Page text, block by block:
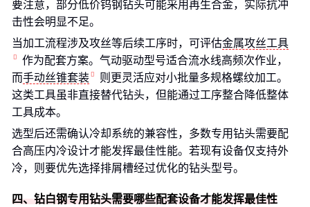
要注意，部分低价钨钢钻头可能采用再生合金，实际抗冲
击性会明显不足。
当加工流程涉及攻丝等后续工序时，可评估金属攻丝工具
作为配套方案。气动驱动型号适合流水线高频次作业，
而手动丝锥套装
则更灵活应对小批量多规格螺纹加工。
这类工具虽非直接替代钻头，但能通过工序整合降低整体
工具成本。
选型后还需确认冷却系统的兼容性，多数专用钻头需要配
合高压内冷设计才能发挥最佳性能。若现有设备仅支持外
冷，则要优先选择排屑槽经过优化的钻头型号。
四、钻白钢专用钻头需要哪些配套设备才能发挥最佳性